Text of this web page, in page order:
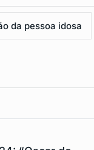
da pessoa idosa